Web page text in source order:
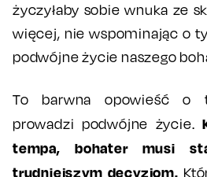
życzyłaby sobie wnuka ze
więcej, nie wspominając o
podwójne życie naszego
To barwna opowieść o
prowadzi podwójne życie.
tempa, bohater musi
trudniejszym decyzjom.